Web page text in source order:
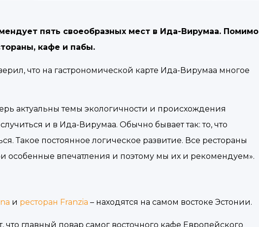
пять своеобразных мест в Ида-Вирумаа. Помимо
кафе и пабы.
что на гастрономической карте Ида-Вирумаа многое
актуальны темы экологичности и происхождения
и в Ида-Вирумаа. Обычно бывает так: то, что
Такое постоянное логическое развитие. Все рестораны
особенные впечатления и поэтому мы их и рекомендуем».
и ресторан Franzia – находятся на самом востоке Эстонии.
главный повар самог восточного кафе Европейского